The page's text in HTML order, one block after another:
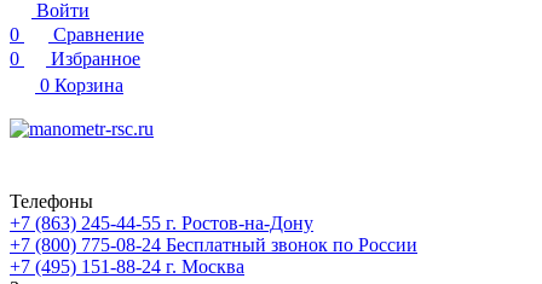
Войти
0
Сравнение
0
Избранное
0 Корзина
Телефоны
+7 (863) 245-44-55 г. Ростов-на-Дону
+7 (800) 775-08-24 Бесплатный звонок по России
+7 (495) 151-88-24 г. Москва